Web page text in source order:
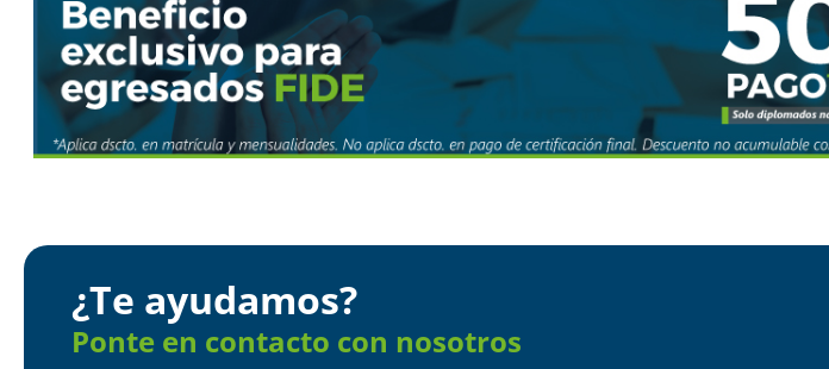
¿Te ayudamos?
Ponte en contacto con nosotros